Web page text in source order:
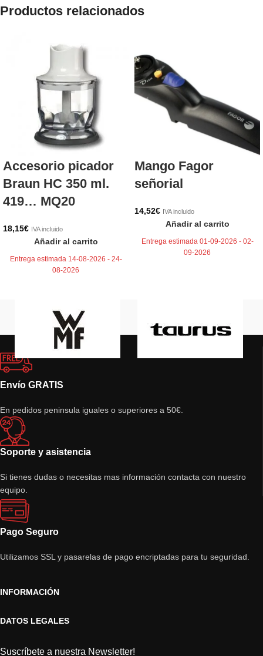
Productos relacionados
Accesorio picador
Braun HC 350 ml.
419… MQ20
18,15€ IVA incluido
Añadir al carrito
Entrega estimada 14-08-2026 - 24-
08-2026
Mango Fagor
señorial
14,52€ IVA incluido
Añadir al carrito
Entrega estimada 01-09-2026 - 02-
09-2026
Envío GRATIS
En pedidos peninsula iguales o superiores a 50€.
Soporte y asistencia
Si tienes dudas o necesitas mas información contacta con nuestro
equipo.
Pago Seguro
Utilizamos SSL y pasarelas de pago encriptadas para tu seguridad.
INFORMACIÓN
DATOS LEGALES
Suscríbete a nuestra Newsletter!